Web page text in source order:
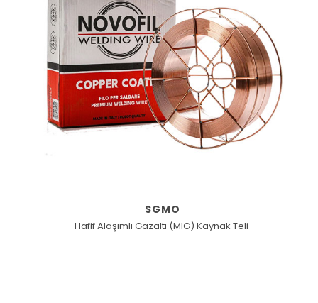
SGMO
Hafif Alaşımlı Gazaltı (MIG) Kaynak Teli